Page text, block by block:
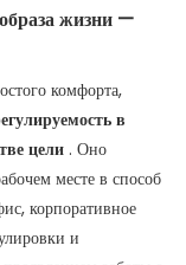
жизни —
комфорта,
в
цели . Оно
месте в способ
корпоративное
и